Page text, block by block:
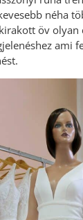
néha
öv olyan
ami